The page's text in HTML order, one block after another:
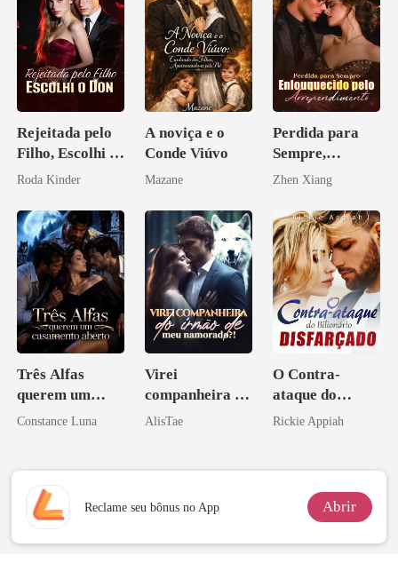
Rejeitada pelo
Filho, Escolhi o
Don
Roda Kinder
A noviça e o
Conde Viúvo
Mazane
Perdida para
Sempre,
Enlouquecido
Arrependiment
o
Zhen Xiang
Três Alfas
querem um
casamento
Constance Luna
Virei
companheira do
irmão de meu
AlisTae
O Contra-
ataque do
Bilionário
Rickie Appiah
Reclame seu bônus no App Abrir